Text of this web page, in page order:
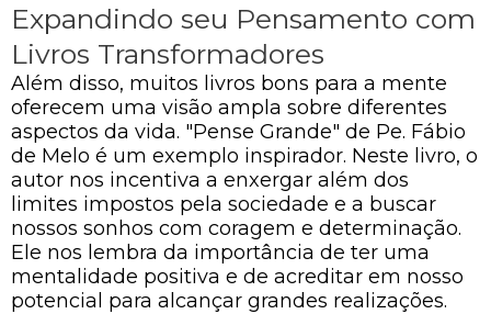
Expandindo seu Pensamento com
Livros Transformadores
Além disso, muitos livros bons para a mente
oferecem uma visão ampla sobre diferentes
aspectos da vida. "Pense Grande" de Pe. Fábio
de Melo é um exemplo inspirador. Neste livro, o
autor nos incentiva a enxergar além dos
limites impostos pela sociedade e a buscar
nossos sonhos com coragem e determinação.
Ele nos lembra da importância de ter uma
mentalidade positiva e de acreditar em nosso
potencial para alcançar grandes realizações.